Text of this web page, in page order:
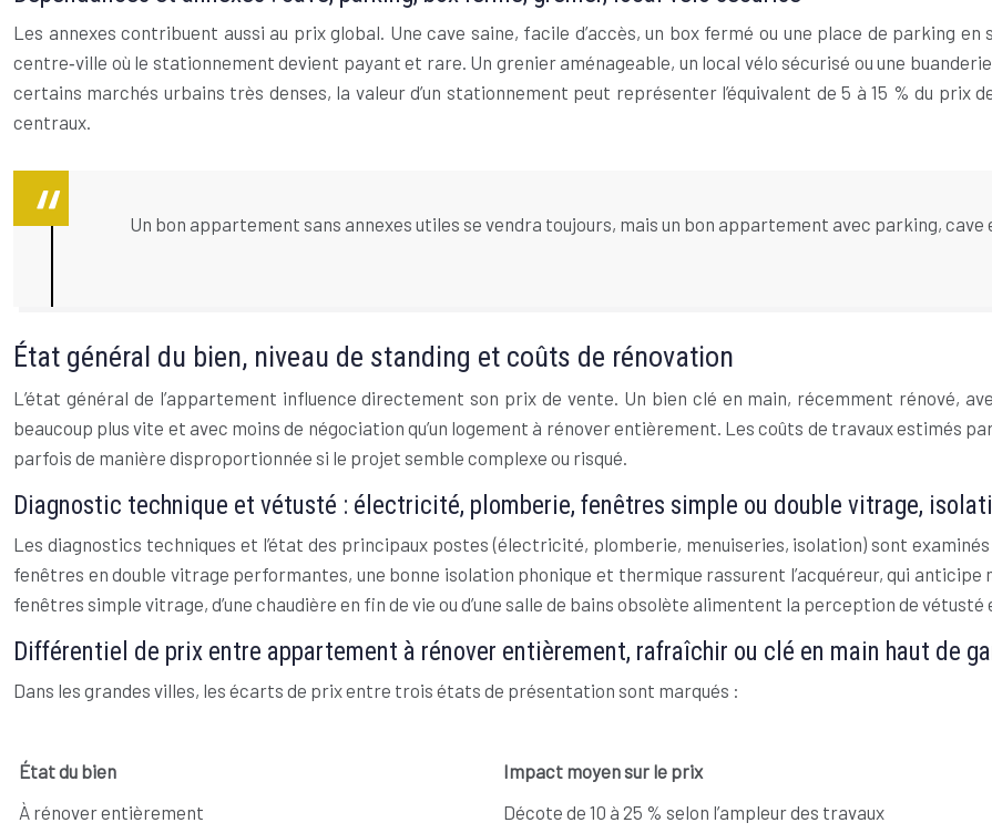
Les annexes contribuent aussi au prix global. Une cave saine, facile d’accès, un box fermé ou une place de parking
centre‑ville où le stationnement devient payant et rare. Un grenier aménageable, un local vélo sécurisé ou une
certains marchés urbains très denses, la valeur d’un stationnement peut représenter l’équivalent de 5 à 15 % du prix
centraux.
Un bon appartement sans annexes utiles se vendra toujours, mais un bon appartement avec parking,
État général du bien, niveau de standing et coûts de rénovation
L’état général de l’appartement influence directement son prix de vente. Un bien clé en main, récemment rénové,
beaucoup plus vite et avec moins de négociation qu’un logement à rénover entièrement. Les coûts de travaux estimés
parfois de manière disproportionnée si le projet semble complexe ou risqué.
Diagnostic technique et vétusté : électricité, plomberie, fenêtres simple ou double vitrage,
Les diagnostics techniques et l’état des principaux postes (électricité, plomberie, menuiseries, isolation) sont
fenêtres en double vitrage performantes, une bonne isolation phonique et thermique rassurent l’acquéreur, qui anticipe
fenêtres simple vitrage, d’une chaudière en fin de vie ou d’une salle de bains obsolète alimentent la perception de
Différentiel de prix entre appartement à rénover entièrement, rafraîchir ou clé en main haut de
Dans les grandes villes, les écarts de prix entre trois états de présentation sont marqués :
État du bien
Impact moyen sur le prix
À rénover entièrement
Décote de 10 à 25 % selon l’ampleur des travaux